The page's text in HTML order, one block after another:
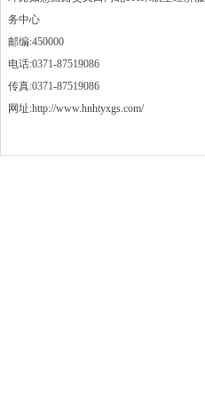
务中心
邮编:450000
电话:0371-87519086
传真:0371-87519086
网址:http://www.hnhtyxgs.com/